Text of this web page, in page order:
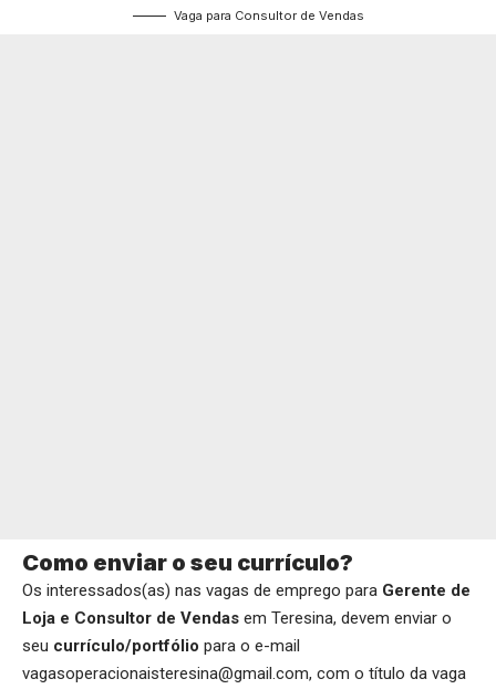
Vaga para Consultor de Vendas
Como enviar o seu currículo?
Os interessados(as) nas vagas de emprego para Gerente de
Loja e Consultor de Vendas em Teresina, devem enviar o
seu currículo/portfólio para o e-mail
vagasoperacionaisteresina@gmail.com, com o título da vaga